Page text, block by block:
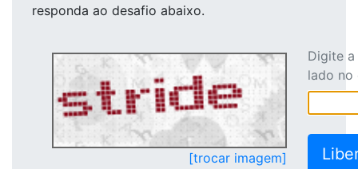
responda ao desafio abaixo.
[trocar imagem]
Digite
lado no